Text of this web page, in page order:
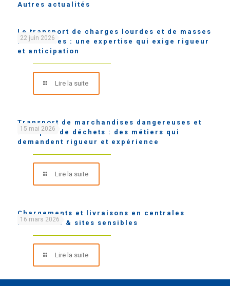
Autres actualités
22 juin 2026
Le transport de charges lourdes et de masses
indivisibles : une expertise qui exige rigueur
et anticipation
Lire la suite
15 mai 2026
Transport de marchandises dangereuses et
transport de déchets : des métiers qui
demandent rigueur et expérience
Lire la suite
16 mars 2026
Chargements et livraisons en centrales
nucléaires & sites sensibles
Lire la suite